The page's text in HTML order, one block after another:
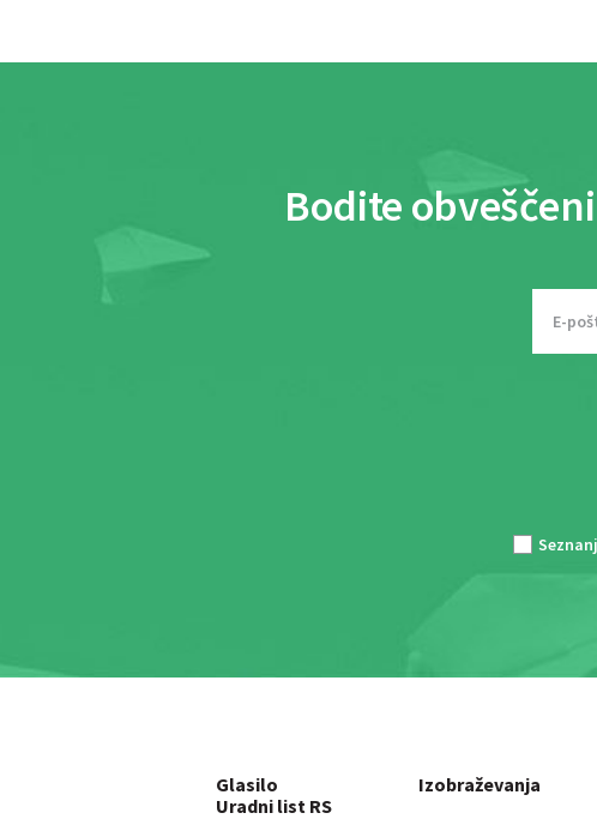
Bodite obveščeni
Glasilo
Uradni list RS
Izobraževanja